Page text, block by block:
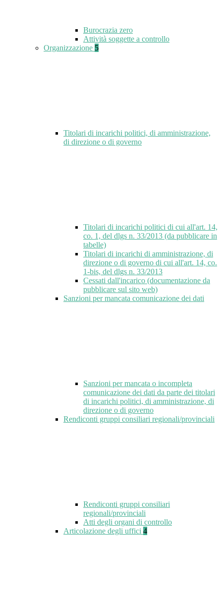
Burocrazia zero
Attività soggette a controllo
Organizzazione 5
Titolari di incarichi politici, di amministrazione,
di direzione o di governo
Titolari di incarichi politici di cui all'art. 14,
co. 1, del dlgs n. 33/2013 (da pubblicare in
tabelle)
Titolari di incarichi di amministrazione, di
direzione o di governo di cui all'art. 14, co.
1-bis, del dlgs n. 33/2013
Cessati dall'incarico (documentazione da
pubblicare sul sito web)
Sanzioni per mancata comunicazione dei dati
Sanzioni per mancata o incompleta
comunicazione dei dati da parte dei titolari
di incarichi politici, di amministrazione, di
direzione o di governo
Rendiconti gruppi consiliari regionali/provinciali
Rendiconti gruppi consiliari
regionali/provinciali
Atti degli organi di controllo
Articolazione degli uffici 4